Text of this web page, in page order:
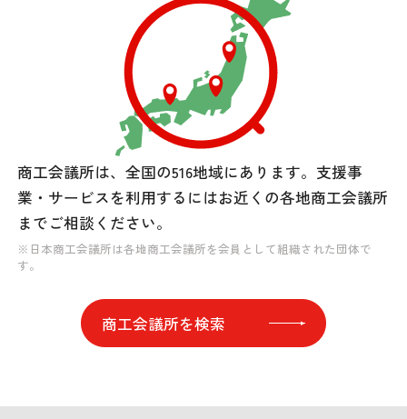
商工会議所は、全国の516地域にあります。 支援事
業・サービスを利用するにはお近くの各地商工会議所
までご相談ください。
※日本商工会議所は各地商工会議所を会員として組織された団体で
す。
商工会議所を検索